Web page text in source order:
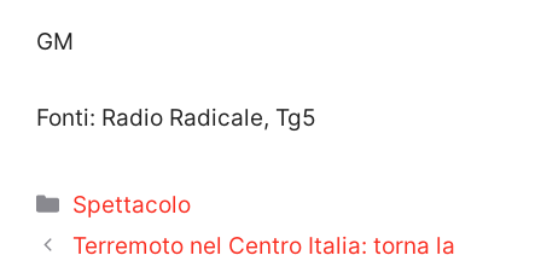
GM
Fonti: Radio Radicale, Tg5
Categorie
Spettacolo
Terremoto nel Centro Italia: torna la